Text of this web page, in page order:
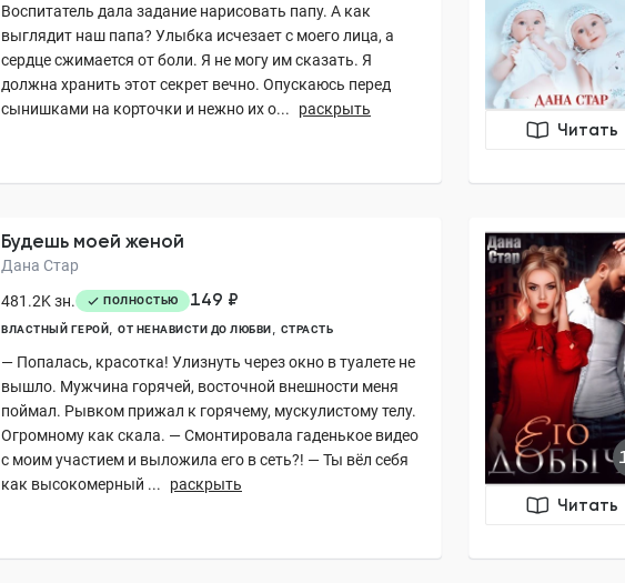
Воспитатель дала задание нарисовать папу. А как
выглядит наш папа? Улыбка исчезает с моего лица, а
сердце сжимается от боли. Я не могу им сказать. Я
должна хранить этот секрет вечно. Опускаюсь перед
сынишками на корточки и нежно их о...
раскрыть
Читать
Будешь моей женой
Дана Стар
481.2K зн.
ПОЛНОСТЬЮ 149 ₽
ВЛАСТНЫЙ ГЕРОЙ ОТ НЕНАВИСТИ ДО ЛЮБВИ СТРАСТЬ
— Попалась, красотка! Улизнуть через окно в туалете не
вышло. Мужчина горячей, восточной внешности меня
поймал. Рывком прижал к горячему, мускулистому телу.
Огромному как скала. — Смонтировала гаденькое видео
с моим участием и выложила его в сеть?! — Ты вёл себя
как высокомерный ...
раскрыть
Читать